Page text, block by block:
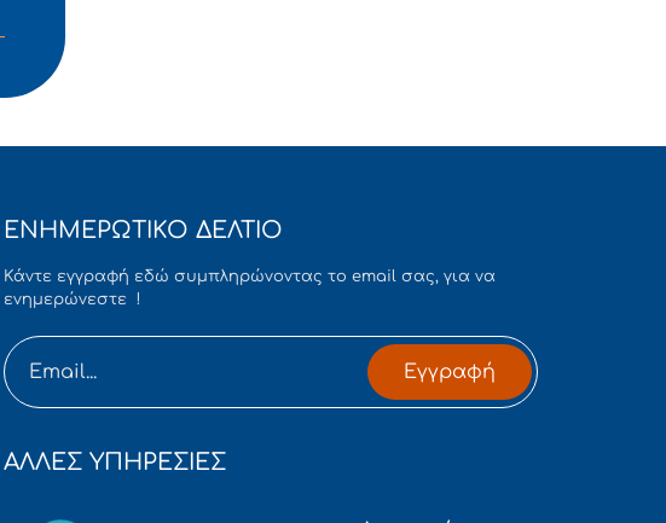
ΕΝΗΜΕΡΩΤΙΚΟ ΔΕΛΤΙΟ
Κάντε εγγραφή εδώ συμπληρώνοντας το email σας, για να
ενημερώνεστε !
Εγγραφή
ΑΛΛΕΣ ΥΠΗΡΕΣΙΕΣ